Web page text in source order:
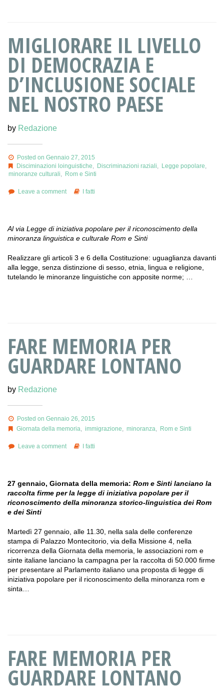
MIGLIORARE IL LIVELLO
DI DEMOCRAZIA E
D’INCLUSIONE SOCIALE
NEL NOSTRO PAESE
by Redazione
Posted on Gennaio 27, 2015
Disciminazioni loinguistiche, Discriminazioni raziali, Legge popolare,
minoranze culturali, Rom e Sinti
Leave a comment I fatti
Al via Legge di iniziativa popolare per il riconoscimento della
minoranza linguistica e culturale Rom e Sinti
Realizzare gli articoli 3 e 6 della Costituzione: uguaglianza davanti
alla legge, senza distinzione di sesso, etnia, lingua e religione,
tutelando le minoranze linguistiche con apposite norme; …
FARE MEMORIA PER
GUARDARE LONTANO
by Redazione
Posted on Gennaio 26, 2015
Giornata della memoria, immigrazione, minoranza, Rom e Sinti
Leave a comment I fatti
27 gennaio, Giornata della memoria: Rom e Sinti lanciano la
raccolta firme per la legge di iniziativa popolare per il
riconoscimento della minoranza storico-linguistica dei Rom
e dei Sinti
Martedì 27 gennaio, alle 11.30, nella sala delle conferenze
stampa di Palazzo Montecitorio, via della Missione 4, nella
ricorrenza della Giornata della memoria, le associazioni rom e
sinte italiane lanciano la campagna per la raccolta di 50.000 firme
per presentare al Parlamento italiano una proposta di legge di
iniziativa popolare per il riconoscimento della minoranza rom e
sinta…
FARE MEMORIA PER
GUARDARE LONTANO